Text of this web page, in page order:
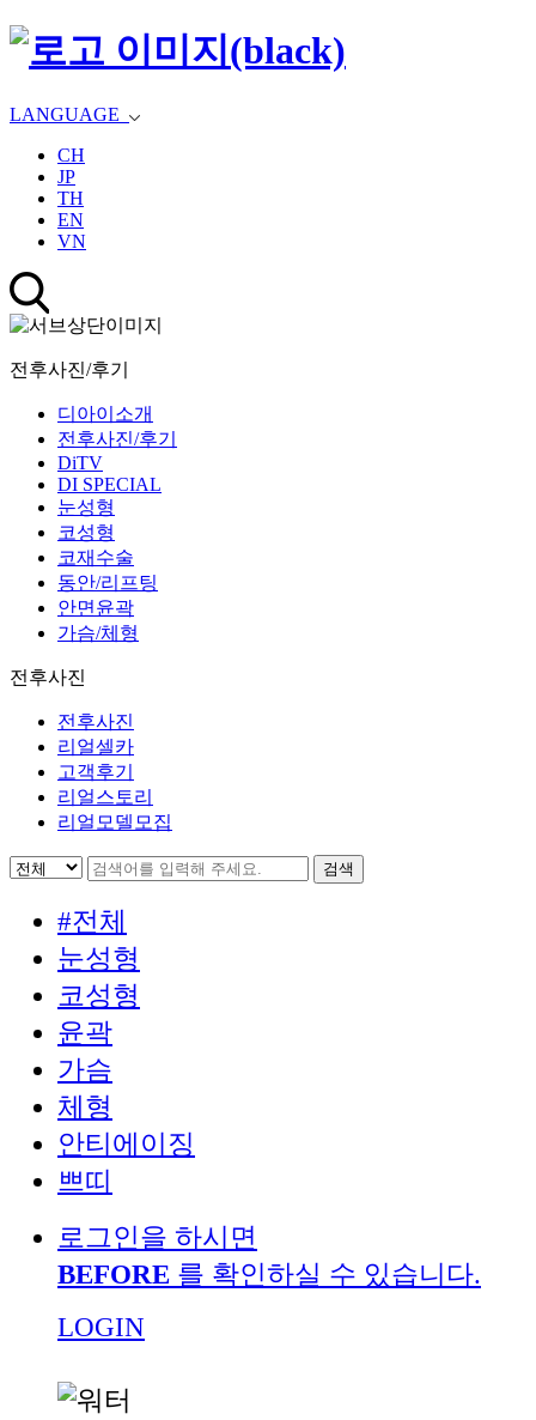
LANGUAGE
CH
JP
TH
EN
VN
전후사진/후기
디아이소개
전후사진/후기
DiTV
DI SPECIAL
눈성형
코성형
코재수술
동안/리프팅
안면윤곽
가슴/체형
전후사진
전후사진
리얼셀카
고객후기
리얼스토리
리얼모델모집
#전체
눈성형
코성형
윤곽
가슴
체형
안티에이징
쁘띠
로그인을 하시면
BEFORE 를 확인하실 수 있습니다.
LOGIN